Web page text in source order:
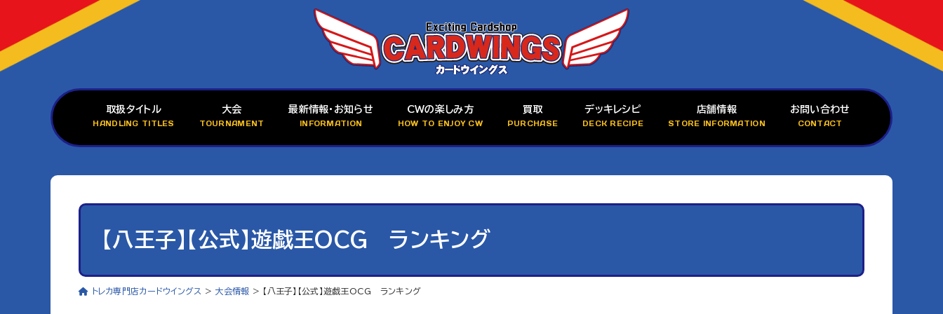
取扱タイトル
HANDLING TITLES
大会
TOURNAMENT
最新情報・お知らせ
INFORMATION
CWの楽しみ方
HOW TO ENJOY CW
買取
PURCHASE
デッキレシピ
DECK RECIPE
店舗情報
STORE INFORMATION
お問い合わせ
CONTACT
【八王子】【公式】遊戯王OCG ランキング
トレカ専門店カードウイングス > 大会情報 > 【八王子】【公式】遊戯王OCG ランキング